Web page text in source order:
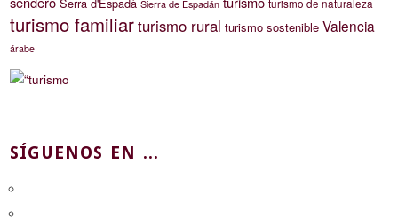
Sierra de Espadán turismo de naturaleza
turismo familiarturismo rural turismo sostenible Valencia
árabe
SÍGUENOS EN ...